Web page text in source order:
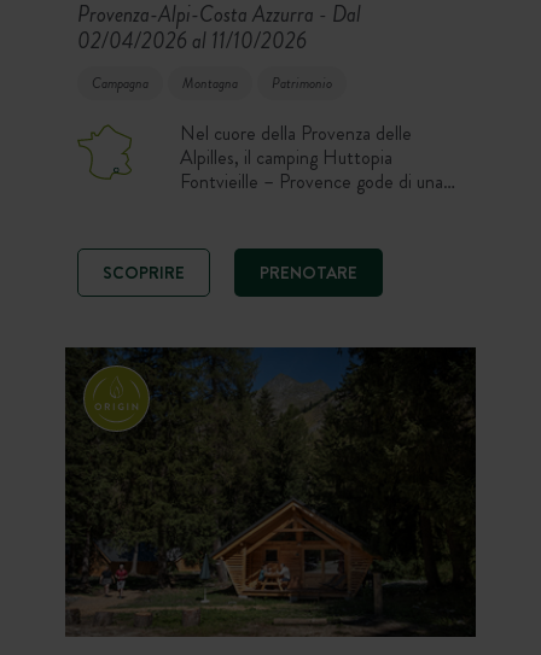
Provenza-Alpi-Costa Azzurra - Dal
02/04/2026 al 11/10/2026
Campagna Montagna Patrimonio
Nel cuore della Provenza delle
Alpilles, il camping Huttopia
Fontvieille – Provence gode di una
Daudet. Per le tue attività, scegli tra
la piscina, la scoperta del parco
naturale delle Alpilles o i graziosi
SCOPRIRE PRENOTARE